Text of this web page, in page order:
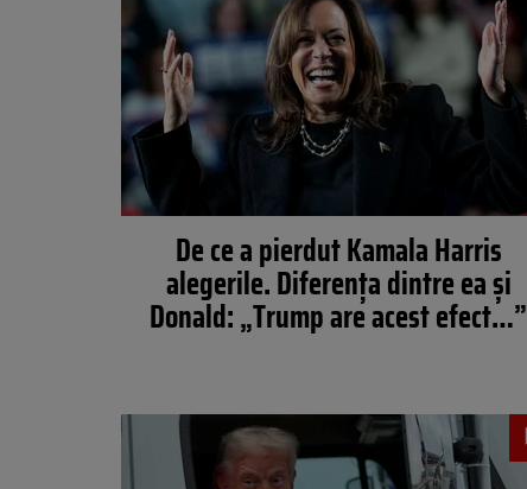
De ce a pierdut Kamala Harris
alegerile. Diferența dintre ea și
Donald: „Trump are acest efect…”